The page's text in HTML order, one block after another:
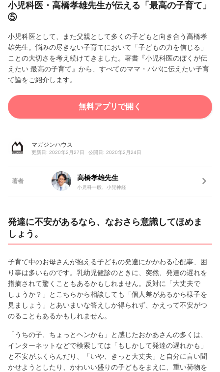
小児科医・高橋孝雄先生が伝える「最高の子育て」
⑤
小児科医として、また父親として多くの子どもと向き合う高橋孝
雄先生。悩みの尽きない子育てにおいて「子どもの力を信じる」
ことの大切さを考え続けてきました。著書『小児科医のぼくが伝
えたい 最高の子育て』から、すべてのママ・パパに伝えたい子育
て論をご紹介します。
無料アプリで開く
マガジンハウス
更新日: 2020年2月27日 公開日: 2020年2月24日
著者 高橋孝雄先生
小児科一般、小児神経
発達に不安があるなら、なおさら意識してほめま
しょう。
子育て中のお母さんが抱える子どもの発達にかかわる心配事、困
り事は多いものです。乳幼児健診のときに、突然、発達の遅れを
指摘されて驚くこともあるかもしれません。反対に「大丈夫で
しょうか？」とこちらから相談しても「個人差があるから様子を
見ましょう」とあいまいな答えしか得られず、かえって不安がつ
のることもあるかもしれません。
「うちの子、ちょっとヘンかも」と感じたおかあさんの多くは、
インターネットなどで検索しては「もしかして発達の遅れかも」
と不安がふくらんだり、「いや、きっと大丈夫」と自分に言い聞
かせようとしたり、かわいい盛りの子どもをまえに、重い荷物を